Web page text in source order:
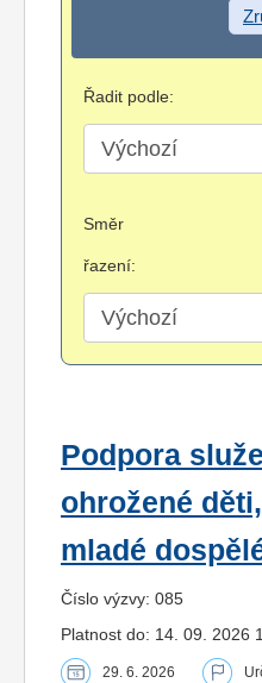
Řadit podle:
Směr
řazení:
Podpora
ohrožené
mladé
Číslo výzvy: 085
Platnost do: 14. 09. 2026
29. 6. 2026